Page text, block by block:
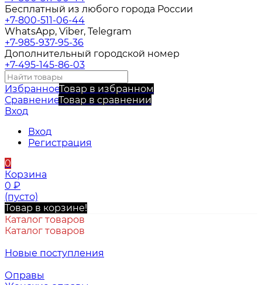
Бесплатный из любого города России
+7-800-511-06-44
WhatsApp, Viber, Telegram
+7-985-937-95-36
Дополнительный городской номер
+7-495-145-86-03
ИзбранноеТовар в избранном
СравнениеТовар в сравнении
Вход
Вход
Регистрация
0
Корзина
0 ₽
(пусто)
Товар в корзине!
Каталог товаров
Каталог товаров
Новые поступления
Оправы